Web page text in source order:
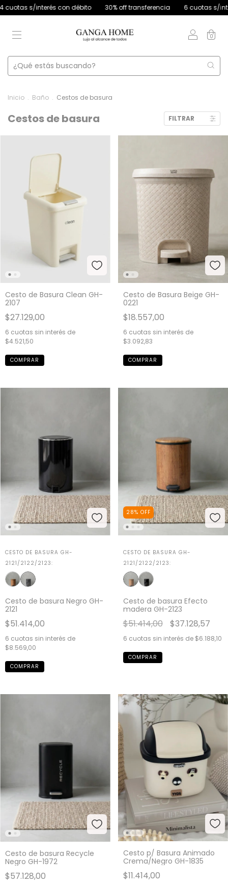
débito 30% off transferencia 6 cuotas s/interés sin mínimo
0
Inicio . Baño . Cestos de basura
Cestos de basura FILTRAR
Cesto de Basura Clean GH-
2107
$27.129,00
6 cuotas sin interés de
$4.521,50
Cesto de Basura Beige GH-
0221
$18.557,00
6 cuotas sin interés de
$3.092,83
CESTO DE BASURA GH-
2121/2122/2123:
Cesto de basura Negro GH-
2121
$51.414,00
6 cuotas sin interés de
$8.569,00
28% OFF
CESTO DE BASURA GH-
2121/2122/2123:
Cesto de basura Efecto
madera GH-2123
$51.414,00 $37.128,57
6 cuotas sin interés de $6.188,10
Cesto de basura Recycle
Negro GH-1972
$57.128,00
Cesto p/ Basura Animado
Crema/Negro GH-1835
$11.414,00